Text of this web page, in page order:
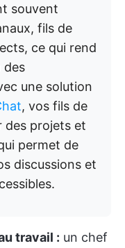
souvent
fils de
ce qui rend
des
une solution
, vos fils de
des projets et
permet de
discussions et
travail : un chef